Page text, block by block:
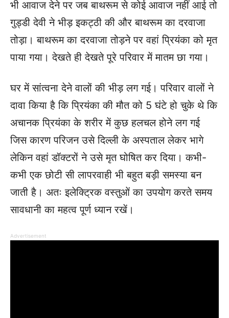
भी आवाज देने पर जब बाथरूम से कोई आवाज नहीं आई तो
गुड्डी देवी ने भीड़ इकट्ठी की और बाथरूम का दरवाजा
तोड़ा। बाथरूम का दरवाजा तोड़ने पर वहां प्रियंका को मृत
पाया गया। देखते ही देखते पूरे परिवार में मातम छा गया।
घर में सांत्वना देने वालों की भीड़ लग गई। परिवार वालों ने
दावा किया है कि प्रियंका की मौत को 5 घंटे हो चुके थे कि
अचानक प्रियंका के शरीर में कुछ हलचल होने लग गई
जिस कारण परिजन उसे दिल्ली के अस्पताल लेकर भागे
लेकिन वहां डॉक्टरों ने उसे मृत घोषित कर दिया। कभी-
कभी एक छोटी सी लापरवाही भी बहुत बड़ी समस्या बन
जाती है। अतः इलेक्ट्रिक वस्तुओं का उपयोग करते समय
सावधानी का महत्व पूर्ण ध्यान रखें।
Advertisement